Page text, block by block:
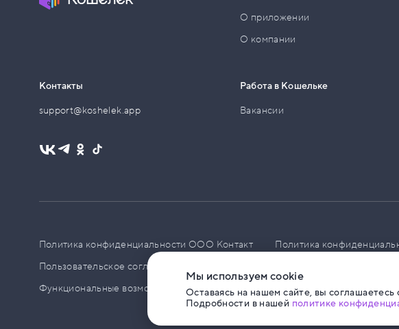
Контакты
support@koshelek.app
О приложении
О компании
Работа в Кошельке
Вакансии
Политика конфиденциальности ООО Контакт
Политика
Пользовательское соглашение
Функциональные возможности ПО
Мы используем cookie
Оставаясь на нашем сайте, вы
Подробности в нашей политике